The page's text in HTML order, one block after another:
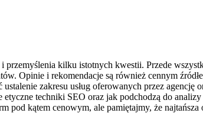
kilku istotnych kwestii. Przede
Opinie i rekomendacje są również cennym
zakresu usług oferowanych przez
techniki SEO oraz jak podchodzą do
kątem cenowym, ale pamiętajmy, że najtańsza